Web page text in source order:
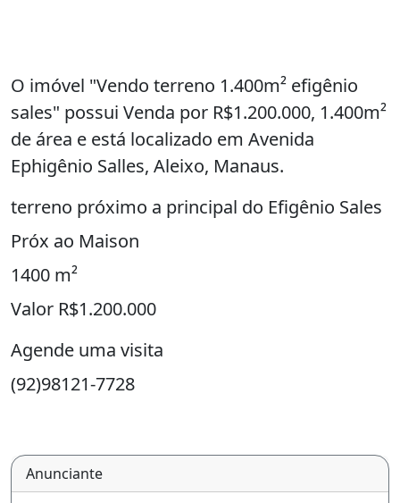
O imóvel "Vendo terreno 1.400m² efigênio
sales" possui Venda por R$1.200.000, 1.400m²
de área e está localizado em Avenida
Ephigênio Salles, Aleixo, Manaus.
terreno próximo a principal do Efigênio Sales
Próx ao Maison
1400 m²
Valor R$1.200.000
Agende uma visita
(92)98121-7728
Anunciante